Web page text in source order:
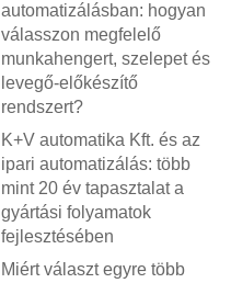
automatizálásban: hogyan
válasszon megfelelő
munkahengert, szelepet és
levegő-előkészítő
rendszert?
K+V automatika Kft. és az
ipari automatizálás: több
mint 20 év tapasztalat a
gyártási folyamatok
fejlesztésében
Miért választ egyre több